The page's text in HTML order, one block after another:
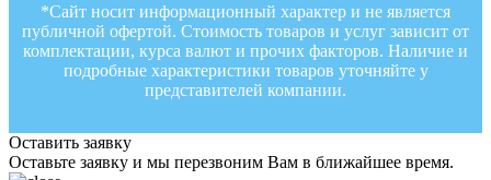
*Сайт носит информационный характер и не является
публичной офертой. Стоимость товаров и услуг зависит от
комплектации, курса валют и прочих факторов. Наличие и
подробные характеристики товаров уточняйте у
представителей компании.
Оставить заявку
Оставьте заявку и мы перезвоним Вам в ближайшее время.